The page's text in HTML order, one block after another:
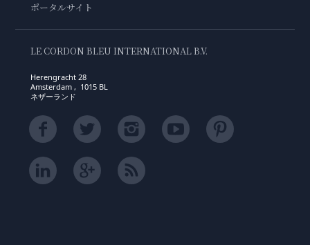
ポータルサイト
LE CORDON BLEU INTERNATIONAL B.V.
Herengracht 28
Amsterdam , 1015 BL
ネザーランド